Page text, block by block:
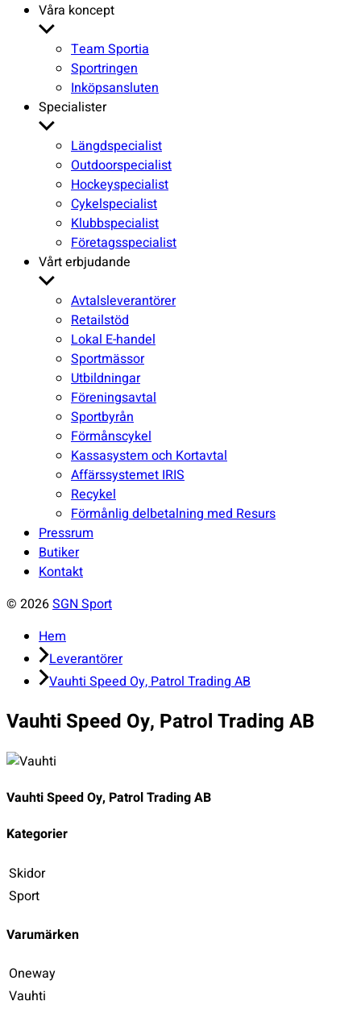
Våra koncept
Visa
undermeny
Team Sportia
Sportringen
Inköpsansluten
Specialister
Visa
undermeny
Längdspecialist
Outdoorspecialist
Hockeyspecialist
Cykelspecialist
Klubbspecialist
Företagsspecialist
Vårt erbjudande
Visa
undermeny
Avtalsleverantörer
Retailstöd
Lokal E-handel
Sportmässor
Utbildningar
Föreningsavtal
Sportbyrån
Förmånscykel
Kassasystem och Kortavtal
Affärssystemet IRIS
Recykel
Förmånlig delbetalning med Resurs
Pressrum
Butiker
Kontakt
© 2026SGN Sport
Hem
Leverantörer
Vauhti Speed Oy, Patrol Trading AB
Vauhti Speed Oy, Patrol Trading AB
Vauhti Speed Oy, Patrol Trading AB
Kategorier
Skidor
Sport
Varumärken
Oneway
Vauhti